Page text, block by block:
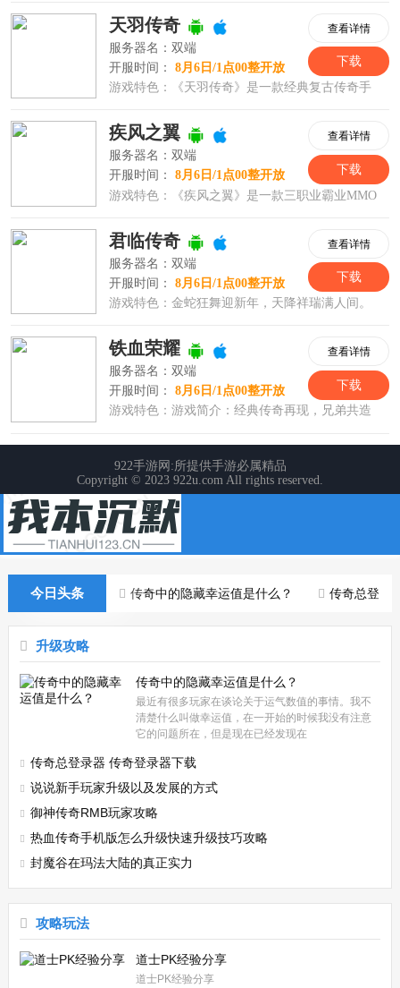
今日头条 传奇中的隐藏幸运值是什么？ 传奇总登录
升级攻略
传奇中的隐藏幸运值是什么？
最近有很多玩家在谈论关于运气数值的事情。我不
清楚什么叫做幸运值，在一开始的时候我没有注意
它的问题所在，但是现在已经发现在
传奇总登录器 传奇登录器下载
说说新手玩家升级以及发展的方式
御神传奇RMB玩家攻略
热血传奇手机版怎么升级快速升级技巧攻略
封魔谷在玛法大陆的真正实力
攻略玩法
道士PK经验分享
道士PK经验分享